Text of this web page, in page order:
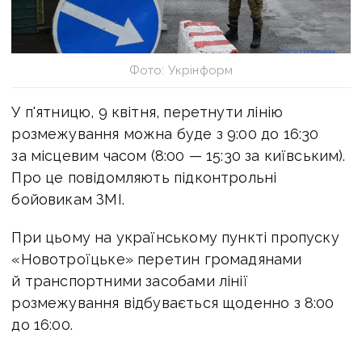
Фото: Укрінформ
У п'ятницю, 9 квітня, перетнути лінію
розмежування можна буде з 9:00 до 16:30
за місцевим часом (8:00 — 15:30 за київським).
Про це повідомляють підконтрольні
бойовикам ЗМІ.
При цьому на українському пункті пропуску
«Новотроїцьке» перетин громадянами
й транспортними засобами лінії
розмежування відбувається щоденно з 8:00
до 16:00.